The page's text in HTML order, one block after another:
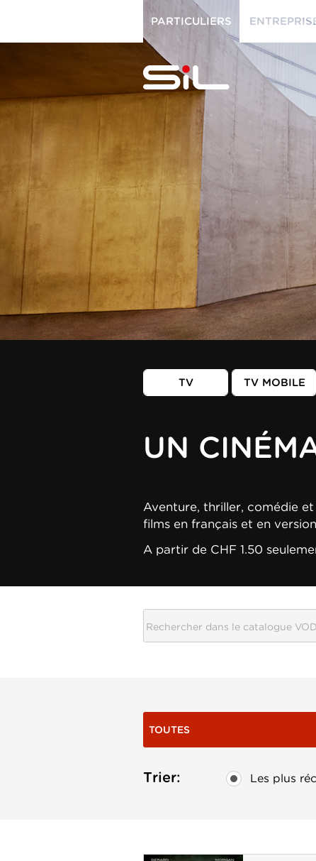
SiL
TV TV MOBILE
UN
Aventure, thriller, comédie
films en français et en
A partir de CHF 1.50
TOUTES
Trier: Les plus
PARTICULIERS
PARTICULIERS ENTREPRISES